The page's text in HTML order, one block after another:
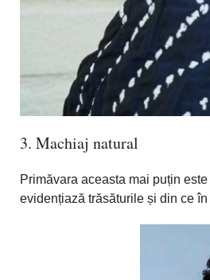
3. Machiaj natural
Primăvara aceasta mai puțin este
evidențiază trăsăturile și din ceîn